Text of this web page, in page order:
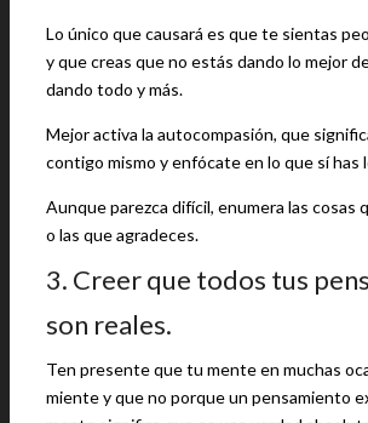
Lo único que causará es que te sientas
y que creas que no estás dando lo mejor
dando todo y más.
Mejor activa la autocompasión, que
contigo mismo y enfócate en lo que sí has
Aunque parezca difícil, enumera las cosas
o las que agradeces.
3. Creer que todos tus
son reales.
Ten presente que tu mente en muchas
miente y que no porque un pensamiento